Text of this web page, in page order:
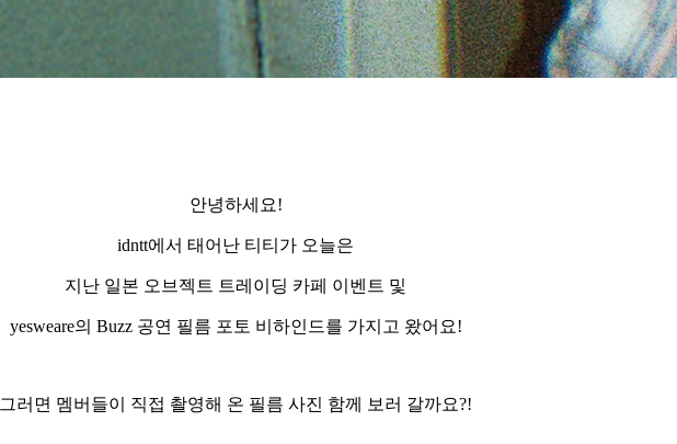
안녕하세요!
idntt에서 태어난 티티가 오늘은
지난 일본 오브젝트 트레이딩 카페 이벤트 및
yesweare의 Buzz 공연 필름 포토 비하인드를 가지고 왔어요!
그러면 멤버들이 직접 촬영해 온 필름 사진 함께 보러 갈까요?!